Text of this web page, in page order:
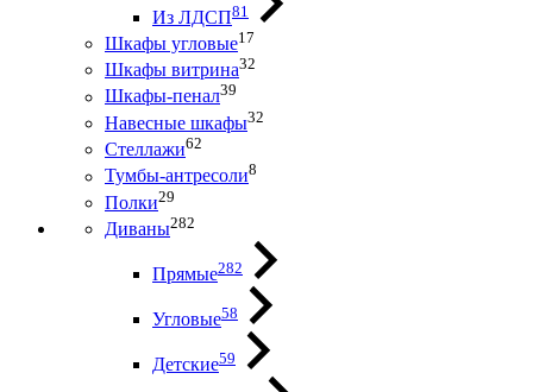
Из ЛДСП81
Шкафы угловые17
Шкафы витрина32
Шкафы-пенал39
Навесные шкафы32
Стеллажи62
Тумбы-антресоли8
Полки29
Диваны282
Прямые282
Угловые58
Детские59